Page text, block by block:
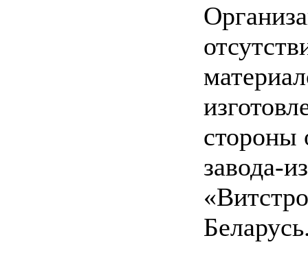
стороны
завода-